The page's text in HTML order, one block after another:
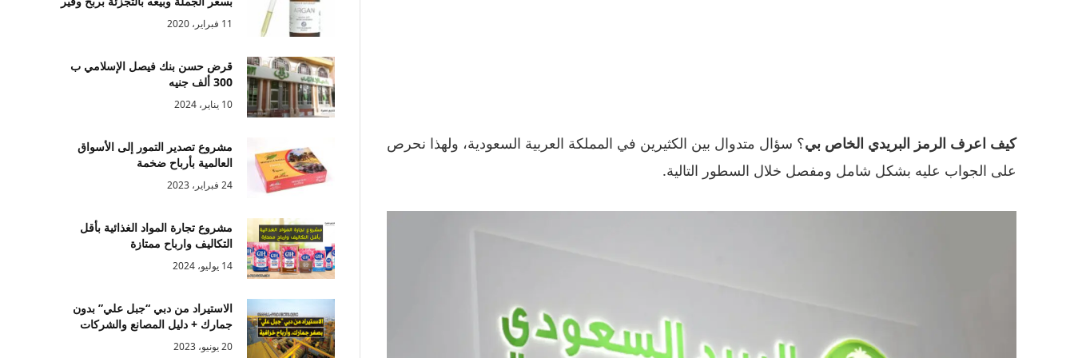
كيف اعرف الرمز البريدي الخاص بي؟ سؤال متدوال بين الكثيرين في المملكة العربية السعودية، ولهذا نحرص
على الجواب عليه بشكل شامل ومفصل خلال السطور التالية.
11 فبراير، 2020
قرض حسن بنك فيصل الإسلامي ب
300 ألف جنيه
10 يناير، 2024
مشروع تصدير التمور إلى الأسواق
العالمية بأرباح ضخمة
24 فبراير، 2023
مشروع تجارة المواد الغذائية بأقل
التكاليف وارباح ممتازة
14 يوليو، 2024
الاستيراد من دبي “جبل علي” بدون
جمارك + دليل المصانع والشركات
20 يونيو، 2023